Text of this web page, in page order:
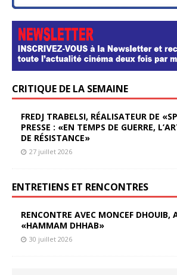
CRITIQUE DE LA SEMAINE
FREDJ TRABELSI, RÉALISATEUR DE
PRESSE : «EN TEMPS DE GUERRE,
DE RÉSISTANCE»
27 juillet 2026
ENTRETIENS ET RENCONTRES
RENCONTRE AVEC MONCEF DHOUIB,
«HAMMAM DHHAB»
30 juillet 2026